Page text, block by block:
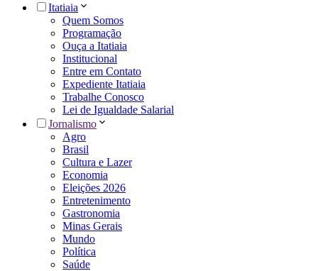
Itatiaia
Quem Somos
Programação
Ouça a Itatiaia
Institucional
Entre em Contato
Expediente Itatiaia
Trabalhe Conosco
Lei de Igualdade Salarial
Jornalismo
Agro
Brasil
Cultura e Lazer
Economia
Eleições 2026
Entretenimento
Gastronomia
Minas Gerais
Mundo
Política
Saúde